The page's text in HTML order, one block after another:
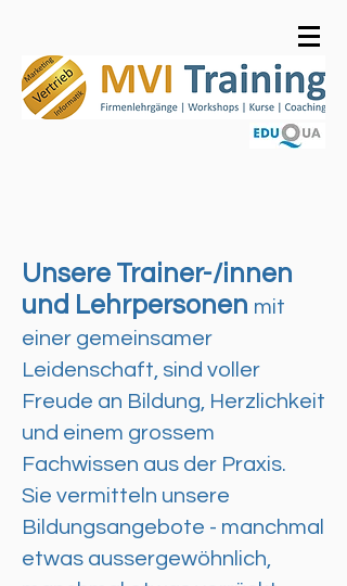
Unsere Trainer-/innen
und Lehrpersonen mit
einer gemeinsamer
Leidenschaft, sind voller
Freude an Bildung, Herzlichkeit
und einem grossem
Fachwissen aus der Praxis.
Sie vermitteln unsere
Bildungsangebote - manchmal
etwas aussergewöhnlich,